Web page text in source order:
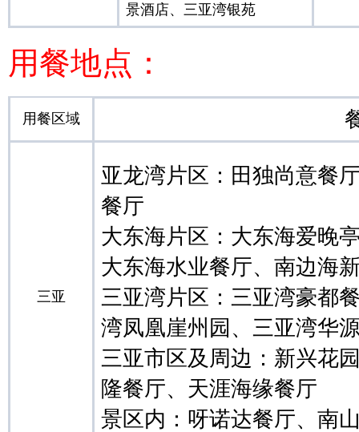
景酒店、三亚湾银苑
用餐地点：
用餐区域
三亚
亚龙湾片区：田独尚意餐
餐厅
大东海片区：大东海爱晚
大东海水业餐厅、南边海
三亚湾片区：三亚湾豪都
湾凤凰崖州园、三亚湾华
三亚市区及周边：新兴花
隆餐厅、天涯海缘餐厅
景区内：呀诺达餐厅、南